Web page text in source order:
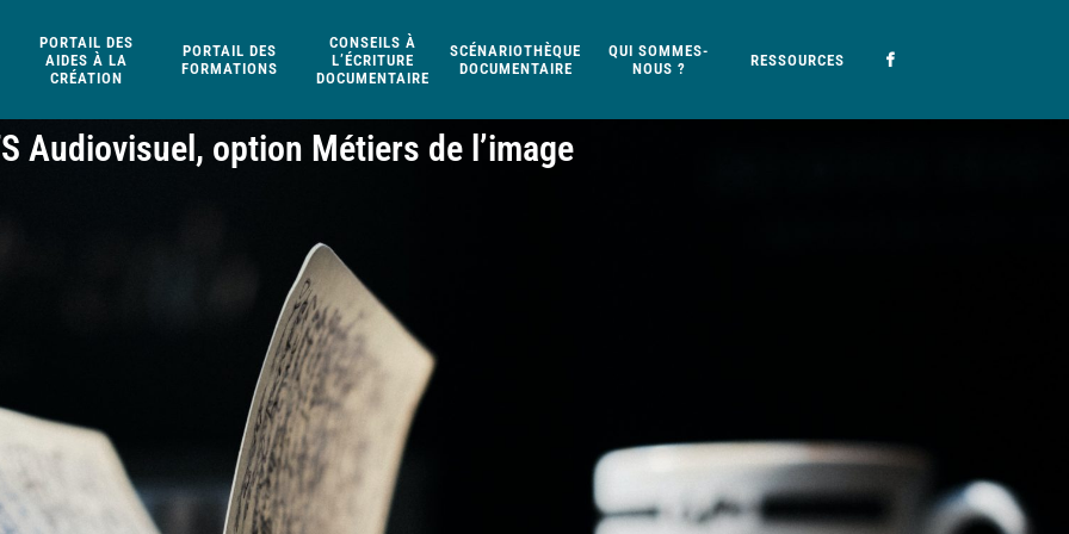
PORTAIL DES
AIDES À LA
CRÉATION
PORTAIL DES
FORMATIONS
CONSEILS À
L’ÉCRITURE
DOCUMENTAIRE
SCÉNARIOTHÈQUE
DOCUMENTAIRE
QUI SOMMES-
NOUS ?
RESSOURCES
Audiovisuel, option Métiers de l’image